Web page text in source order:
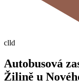
clld
Autobusová
Žilině u